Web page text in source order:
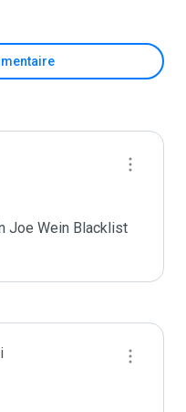
Joe Wein Blacklist